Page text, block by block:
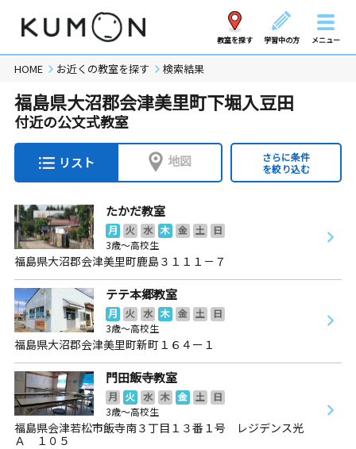
教室を探す 学習中の方 メニュー
HOME お近くの教室を探す 検索結果
福島県大沼郡会津美里町下堀入豆田
付近の公文式教室
リスト 地図
さらに条件
を絞り込む
たかだ教室
月 火 水 木 金 土
日
3歳～高校生
福島県大沼郡会津美里町鹿島３１１１－７
テテ本郷教室
月 火 水 木 金 土
日
3歳～高校生
福島県大沼郡会津美里町新町１６４ー１
門田飯寺教室
月 火 水 木 金 土
日
3歳～高校生
福島県会津若松市飯寺南３丁目１３番１号 レジデンス光
Ａ １０５